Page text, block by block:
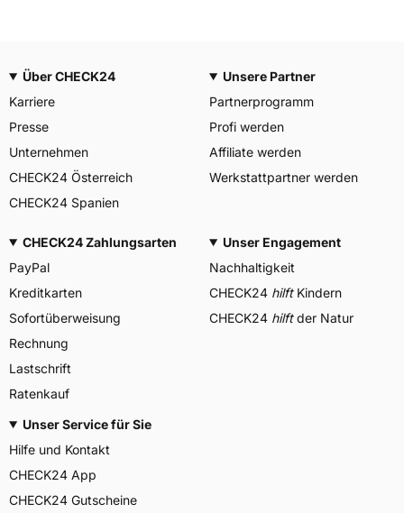
Über CHECK24
Karriere
Presse
Unternehmen
CHECK24 Österreich
CHECK24 Spanien
Unsere Partner
Partnerprogramm
Profi werden
Affiliate werden
Werkstattpartner werden
CHECK24 Zahlungsarten
PayPal
Kreditkarten
Sofortüberweisung
Rechnung
Lastschrift
Ratenkauf
Unser Engagement
Nachhaltigkeit
CHECK24 hilftKindern
CHECK24 hilftder Natur
Unser Service für Sie
Hilfe und Kontakt
CHECK24 App
CHECK24 Gutscheine